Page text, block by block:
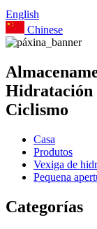
English
Chinese
Hidratación
Ciclismo
Casa
Produtos
Vexiga de
Pequena
Categorías